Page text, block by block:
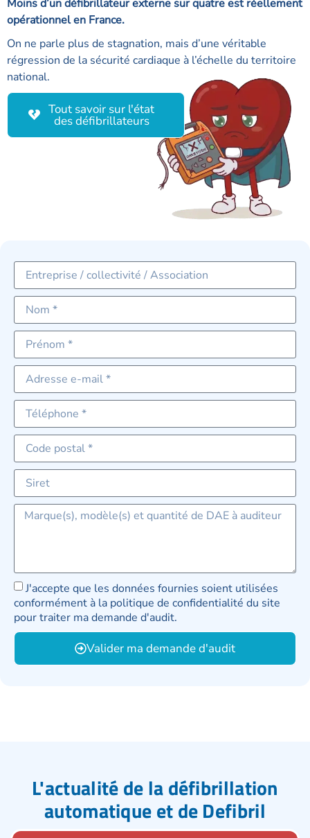
J'accepte que les données fournies soient utilisées
conformément à la politique de confidentialité du site
pour traiter ma demande d'audit.
Valider ma demande d'audit
Moins d’un défibrillateur externe sur quatre est réellement
opérationnel en France.
On ne parle plus de stagnation, mais d’une véritable
régression de la sécurité cardiaque à l’échelle du territoire
national.
Tout savoir sur l'état
des défibrillateurs
L'actualité de la défibrillation
automatique et de Defibril